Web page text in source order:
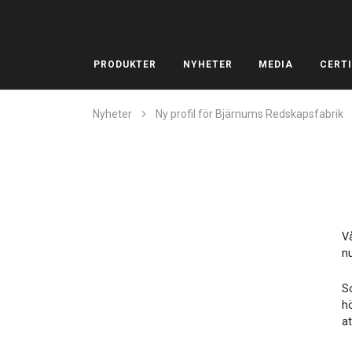
PRODUKTER NYHETER MEDIA
Nyheter Ny profil för Bjärnums Redskapsfabrik